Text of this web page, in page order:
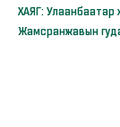
ХАЯГ: Улаанбаатар
Жамсранжавын